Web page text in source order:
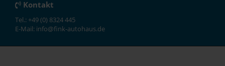
Kontakt
Tel.: +49 (0) 8324 445
E-Mail: info@fink-autohaus.de